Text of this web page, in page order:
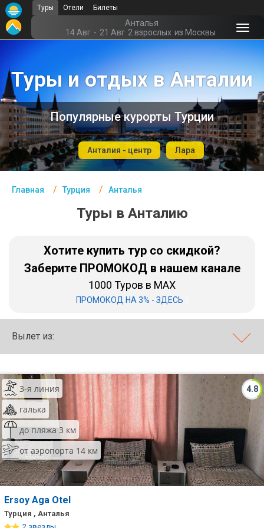
Туры Отели Билеты
Анталья
14 Авг - 21 Авг 2 взрослых из Москвы
Туры и отдых в Анталии
Популярные курорты Турции
Анталия - центр Лара
Главная Турция Анталья
Туры в Анталию
Хотите купить тур со скидкой?
Заберите ПРОМОКОД в нашем канале
1000 Туров в MAX
ПРОМОКОД НА 3% - ЗДЕСЬ
Вылет из:
4.8
3-я линия
галька
до пляжа 3 км
от аэропорта 14 км
Ersoy Aga Otel
Турция , Анталья
Главная
Офис г. Москва
Помощь
Подборки отелей
Турция
Таиланд
ОАЭ
Шри Ланка
Хайнань
Северный Гоа
Южный Гоа
Занзибар
Абхазия
Большой Сочи
Кав Мин Воды
Экскурсионные туры